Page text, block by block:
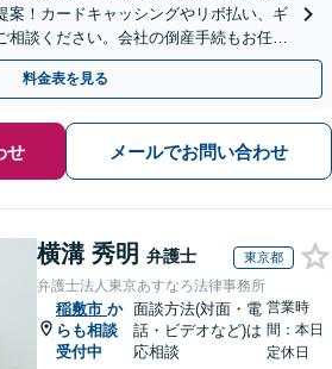
案！カードキャッシングやリボ払い、ギ
相談ください。会社の倒産手続もお任せ
面談対応】
料金表を見る
せ メールでお問い合わせ
横溝 秀明 弁護士 東京都
弁護士法人東京あすなろ法律事務所
稲敷市 か
らも相談
受付中
面談方法(対面・電
話・ビデオなど)は
応相談
営業時
間：本日
定休日